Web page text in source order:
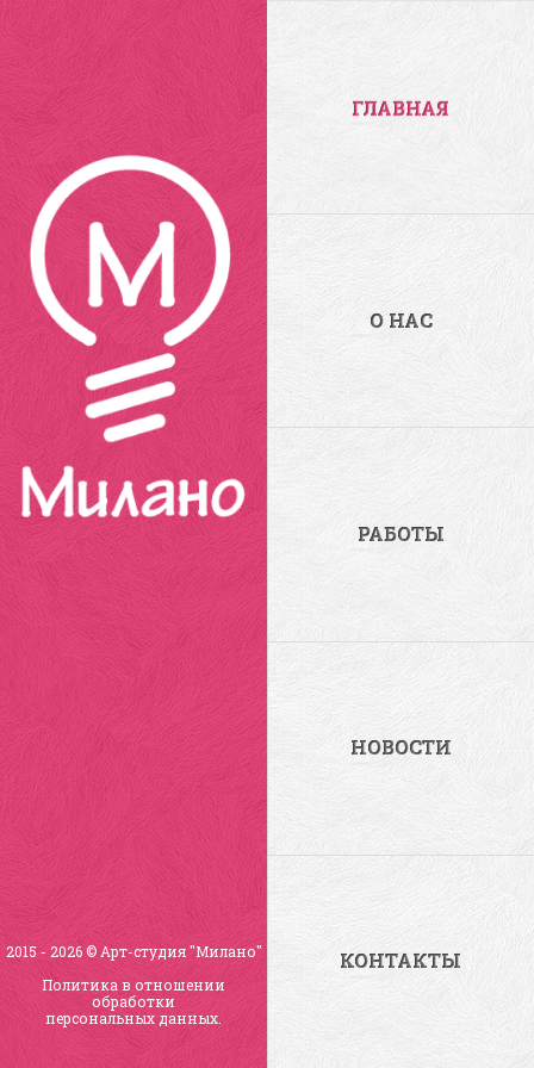
ГЛАВНАЯ
О НАС
РАБОТЫ
НОВОСТИ
КОНТАКТЫ
2015 - 2026© Арт-студия "Милано"
Политика в отношении
обработки
персональных данных